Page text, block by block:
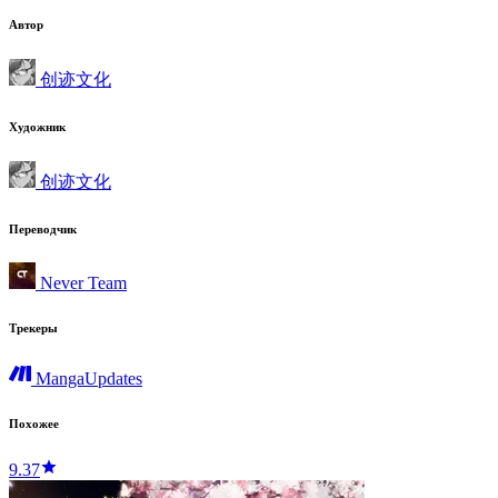
Автор
创迹文化
Художник
创迹文化
Переводчик
Never Team
Трекеры
MangaUpdates
Похожее
9.37